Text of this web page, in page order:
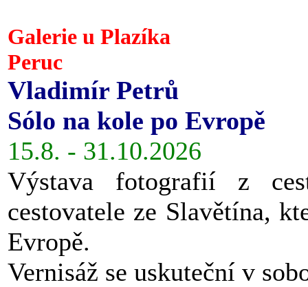
Galerie u Plazíka
Peruc
Vladimír Petrů
Sólo na kole po Evropě
15.8. - 31.10.2026
Výstava fotografií z
cestovatele ze Slavětína,
Evropě.
Vernisáž se uskuteční v